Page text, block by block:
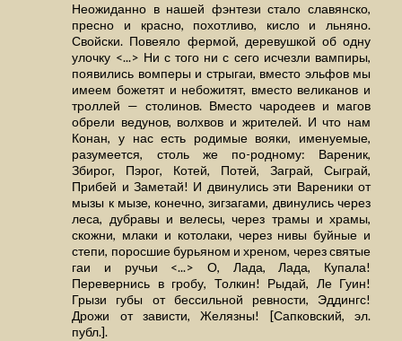
Неожиданно в нашей фэнтези стало славянско,
пресно и красно, похотливо, кисло и льняно.
Свойски. Повеяло фермой, деревушкой об одну
улочку <...> Ни с того ни с сего исчезли вампиры,
появились вомперы и стрыгаи, вместо эльфов мы
имеем божетят и небожитят, вместо великанов и
троллей — столинов. Вместо чародеев и магов
обрели ведунов, волхвов и жрителей. И что нам
Конан, у нас есть родимые вояки, именуемые,
разумеется, столь же по-родному: Вареник,
Збирог, Пэрог, Котей, Потей, Заграй, Сыграй,
Прибей и Заметай! И двинулись эти Вареники от
мызы к мызе, конечно, зигзагами, двинулись через
леса, дубравы и велесы, через трамы и храмы,
скожни, млаки и котолаки, через нивы буйные и
степи, поросшие бурьяном и хреном, через святые
гаи и ручьи <...> О, Лада, Лада, Купала!
Перевернись в гробу, Толкин! Рыдай, Ле Гуин!
Грызи губы от бессильной ревности, Эддингс!
Дрожи от зависти, Желязны! [Сапковский, эл.
публ.].